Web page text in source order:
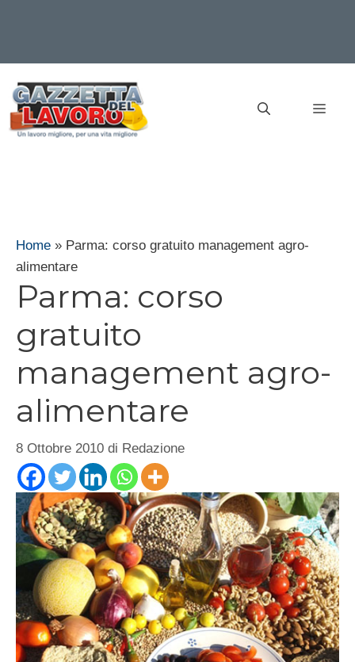
contenuto
Home » Parma: corso gratuito management agro-
alimentare
Parma: corso
gratuito
management agro-
alimentare
8 Ottobre 2010 di Redazione